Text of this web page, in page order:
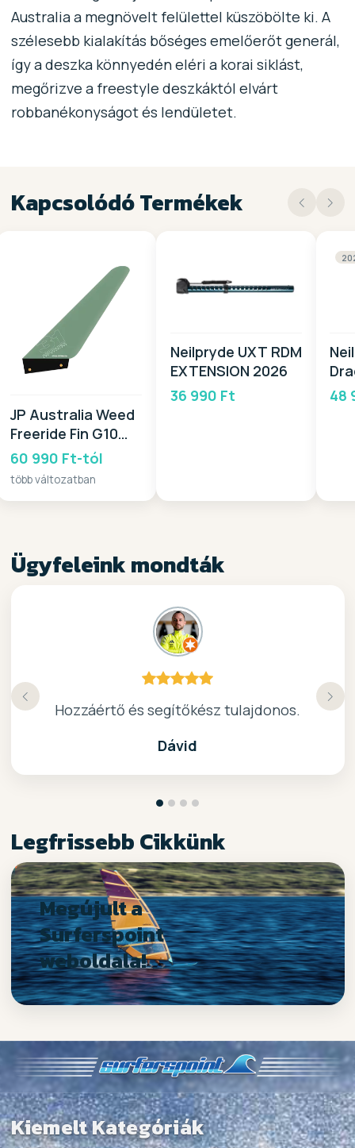
Australia a megnövelt felülettel küszöbölte ki. A
szélesebb kialakítás bőséges emelőerőt generál,
így a deszka könnyedén eléri a korai siklást,
megőrizve a freestyle deszkáktól elvárt
robbanékonyságot és lendületet.
Kapcsolódó Termékek
JP Australia Weed
Freeride Fin G10
TT 2026
60 990 Ft-tól
több változatban
Neilpryde UXT RDM
EXTENSION 2026
36 990 Ft
48
Ügyfeleink mondták
Hozzáértő és segítőkész tulajdonos.
Dávid
kiváló surf-ös bolt .. ajánlom!
Nagyon kedves elado, jo kis bolt :)
Köszönöm a gyors, barátságos kiszolgálast.
Legfrissebb Cikkünk
Megújult a
Surferspoint
weboldala!
Kiemelt Kategóriák